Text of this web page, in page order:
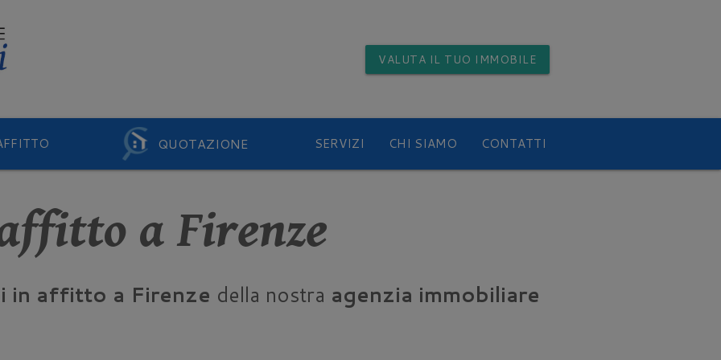
VALUTA IL TUO IMMOBILE
QUOTAZIONE SERVIZI CHI SIAMO CONTATTI
a Firenze
in affitto a Firenze della nostra agenzia immobiliare